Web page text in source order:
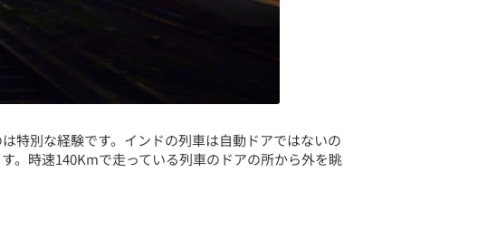
特別な経験です。インドの列車は自動ドアではないの
。時速140Kmで走っている列車のドアの所から外を眺